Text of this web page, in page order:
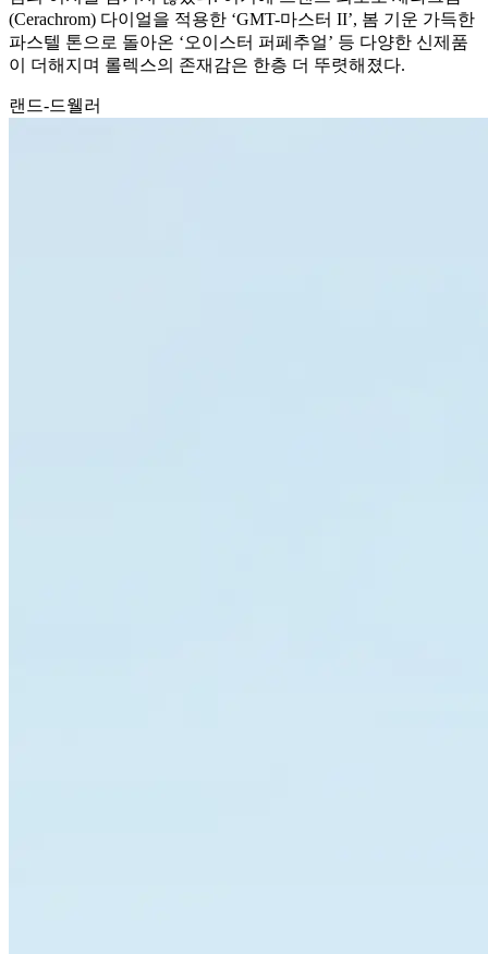
(Cerachrom) 다이얼을 적용한 ‘GMT-마스터 II’, 봄 기운 가득한
파스텔 톤으로 돌아온 ‘오이스터 퍼페추얼’ 등 다양한 신제품
이 더해지며 롤렉스의 존재감은 한층 더 뚜렷해졌다.
랜드-드웰러